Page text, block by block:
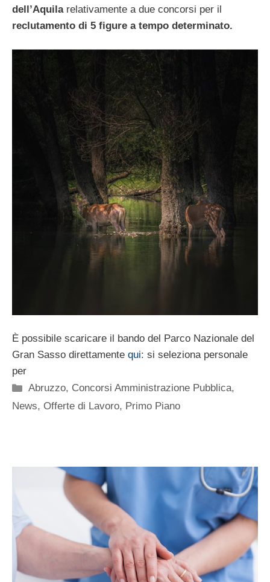
dell’Aquilarelativamente a due concorsi per il
reclutamento di 5 figure a tempo determinato.
È possibile scaricare il bando del Parco Nazionale del
Gran Sasso direttamente qui: si seleziona personale
per
Categorie
Abruzzo, Concorsi Amministrazione Pubblica,
News, Offerte di Lavoro, Primo Piano